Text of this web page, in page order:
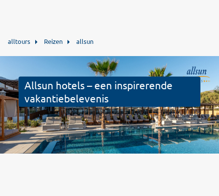
alltours Reizen allsun
Allsun hotels – een inspirerende
vakantiebelevenis